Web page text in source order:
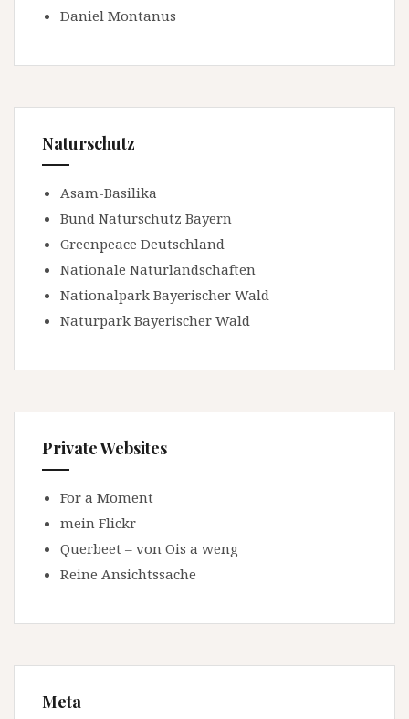
Daniel Montanus
Naturschutz
Asam-Basilika
Bund Naturschutz Bayern
Greenpeace Deutschland
Nationale Naturlandschaften
Nationalpark Bayerischer Wald
Naturpark Bayerischer Wald
Private Websites
For a Moment
mein Flickr
Querbeet – von Ois a weng
Reine Ansichtssache
Meta